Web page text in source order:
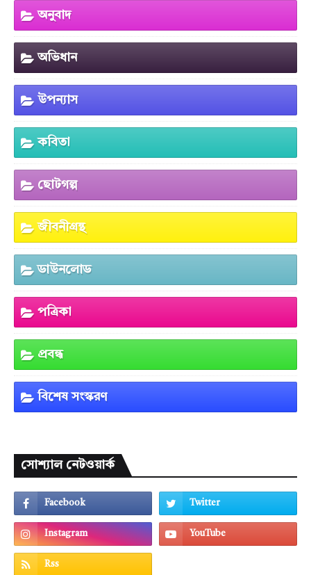
অনুবাদ
অভিধান
উপন্যাস
কবিতা
ছোটগল্প
জীবনীগ্রন্থ
ডাউনলোড
পত্রিকা
প্রবন্ধ
বিশেষ সংস্করণ
সোশ্যাল নেটওয়ার্ক